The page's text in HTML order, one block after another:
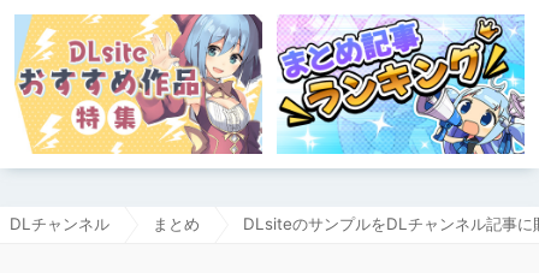
DLチャンネル まとめ DLsiteのサンプルをDLチャンネル記事